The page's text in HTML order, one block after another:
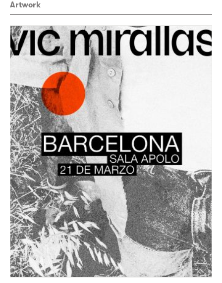
Artwork